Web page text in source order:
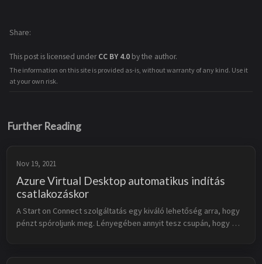
This post is licensed underCC BY 4.0 by the author.
The information on this site is provided as-is, without warranty of any kind. Use it
at your own risk.
Share
Further Reading
Nov 19, 2021
Azure Virtual Desktop automatikus indítás
csatlakozáskor
A Start on Connect szolgáltatás egy kiváló lehetőség arra, hogy
pénzt spóroljunk meg. Lényegében annyit tesz csupán, hogy